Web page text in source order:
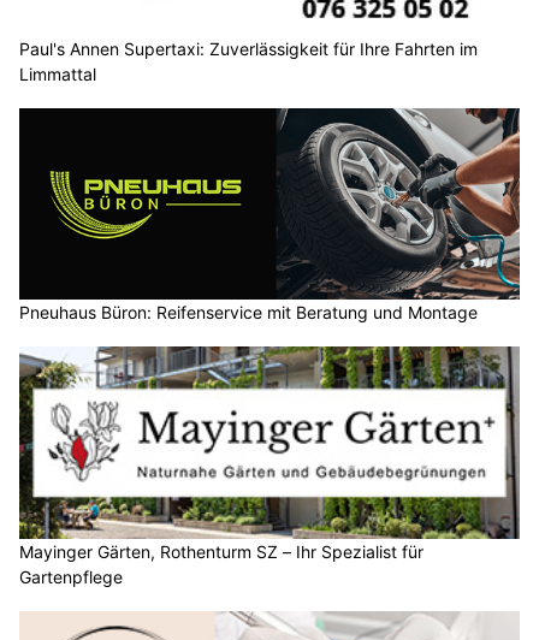
Paul's Annen Supertaxi: Zuverlässigkeit für Ihre Fahrten im
Limmattal
Pneuhaus Büron: Reifenservice mit Beratung und Montage
Mayinger Gärten, Rothenturm SZ – Ihr Spezialist für
Gartenpflege